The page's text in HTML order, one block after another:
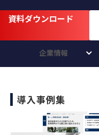
資料ダウンロード
企業情報
導入事例集